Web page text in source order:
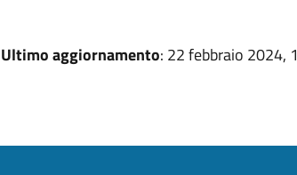
Ultimo aggiornamento: 22 febbraio 2024,